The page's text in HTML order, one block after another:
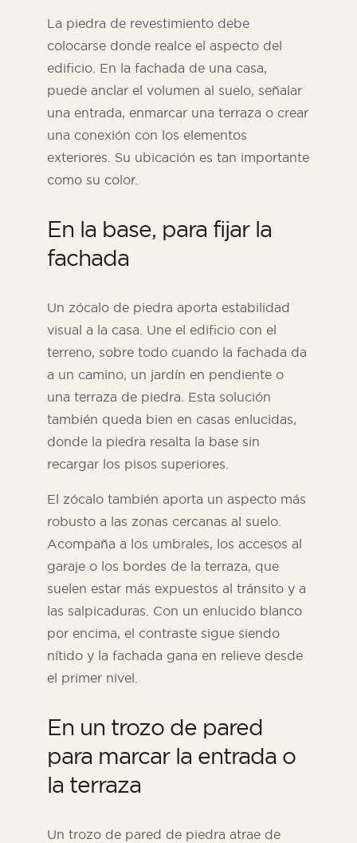
La piedra de revestimiento debe
colocarse donde realce el aspecto del
edificio. En la fachada de una casa,
puede anclar el volumen al suelo, señalar
una entrada, enmarcar una terraza o crear
una conexión con los elementos
exteriores. Su ubicación es tan importante
como su color.
En la base, para fijar la
fachada
Un zócalo de piedra aporta estabilidad
visual a la casa. Une el edificio con el
terreno, sobre todo cuando la fachada da
a un camino, un jardín en pendiente o
una terraza de piedra. Esta solución
también queda bien en casas enlucidas,
donde la piedra resalta la base sin
recargar los pisos superiores.
El zócalo también aporta un aspecto más
robusto a las zonas cercanas al suelo.
Acompaña a los umbrales, los accesos al
garaje o los bordes de la terraza, que
suelen estar más expuestos al tránsito y a
las salpicaduras. Con un enlucido blanco
por encima, el contraste sigue siendo
nítido y la fachada gana en relieve desde
el primer nivel.
En un trozo de pared
para marcar la entrada o
la terraza
Un trozo de pared de piedra atrae de